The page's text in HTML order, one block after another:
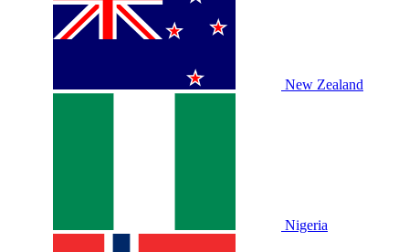
New Zealand
Nigeria